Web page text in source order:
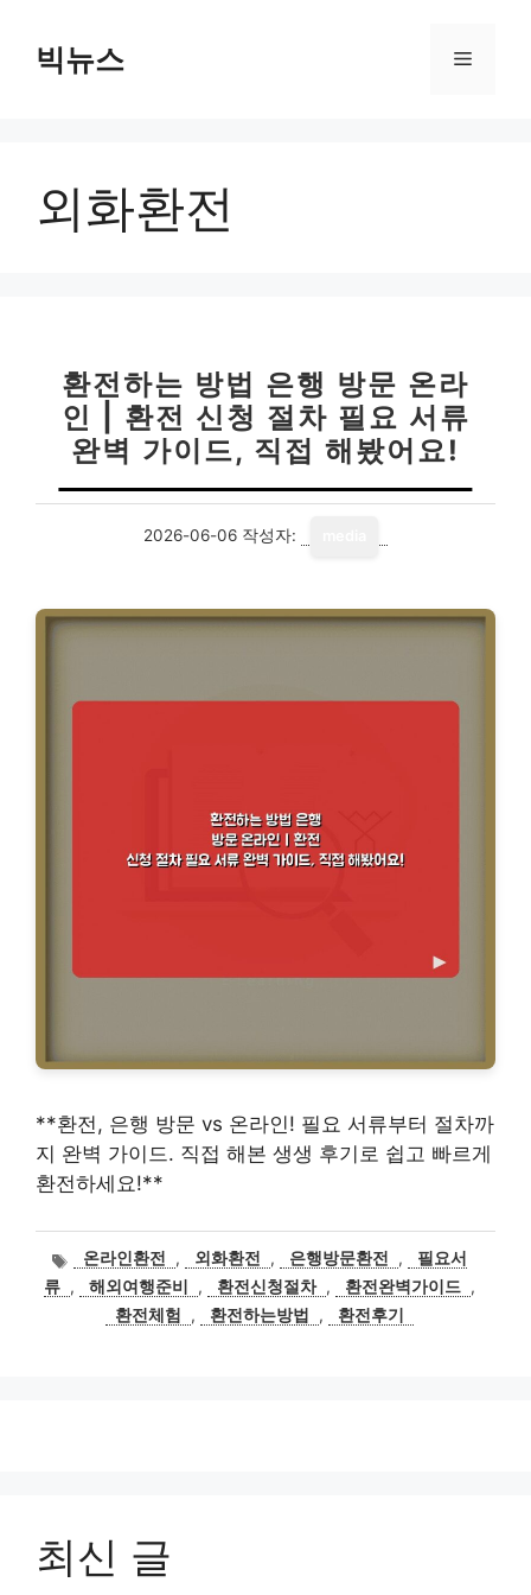
빅뉴스 메
외화환전
환전하는 방법 은행 방문 온라
인 | 환전 신청 절차 필요 서류
완벽 가이드, 직접 해봤어요!
2026-06-06 작성자:
**환전, 은행 방문 vs 온라인! 필요 서류부터 절차까
지 완벽 가이드. 직접 해본 생생 후기로 쉽고 빠르게
환전하세요!**
태온라인환전 , 외화환전 , 은행방문환전 ,
필요서
류 , 해외여행준비 , 환전신청절차 , 환전완벽가이드 ,
환전체험
, 환전하는방법 , 환전후기
최신 글